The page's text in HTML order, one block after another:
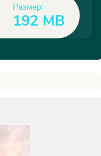
Размер:
192 MB